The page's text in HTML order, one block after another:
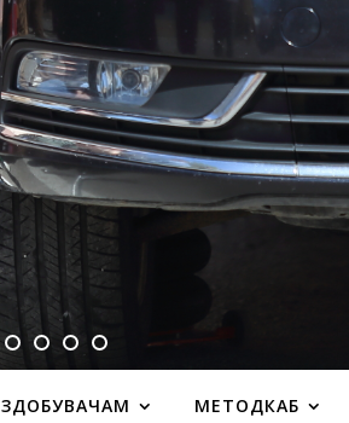
ЗДОБУВАЧАМ МЕТОДКАБ